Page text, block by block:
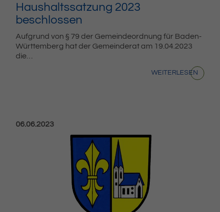
Haushaltssatzung 2023
beschlossen
Aufgrund von § 79 der Gemeindeordnung für Baden-
Württemberg hat der Gemeinderat am 19.04.2023
die…
WEITERLESEN
Veröffentlicht am:
06.06.2023